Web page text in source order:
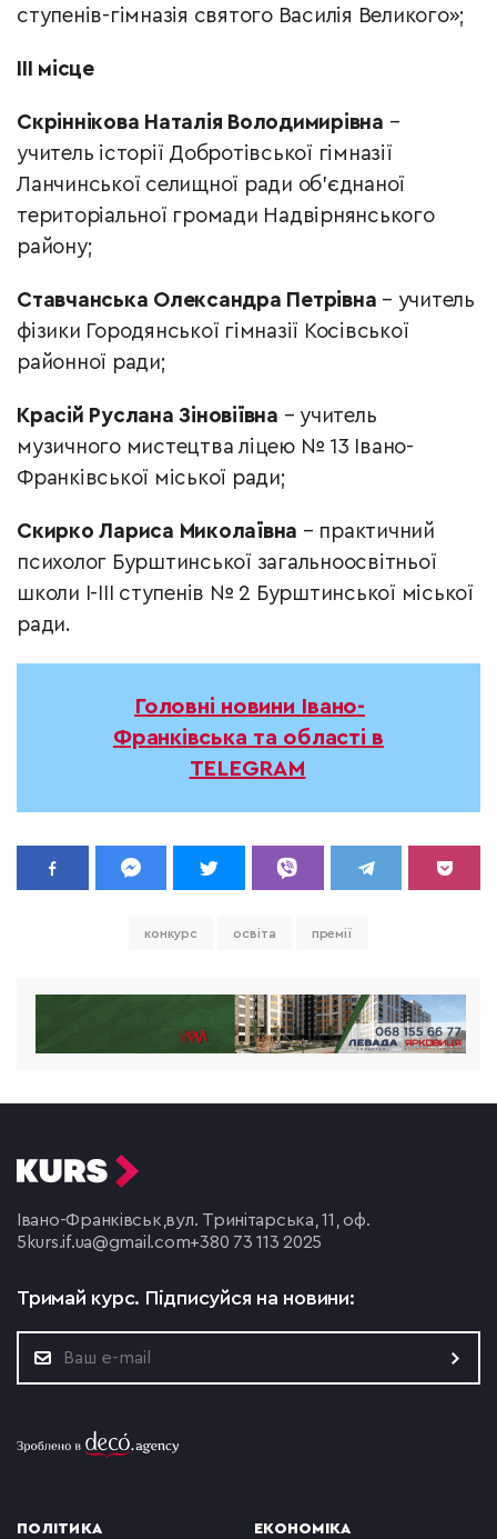
ступенів-гімназія святого Василія Великого»;
ІІІ місце
Скріннікова Наталія Володимирівна –
учитель історії Добротівської гімназії
Ланчинської селищної ради об’єднаної
територіальної громади Надвірнянського
району;
Ставчанська Олександра Петрівна – учитель
фізики Городянської гімназії Косівської
районної ради;
Красій Руслана Зіновіївна – учитель
музичного мистецтва ліцею № 13 Івано-
Франківської міської ради;
Скирко Лариса Миколаївна – практичний
психолог Бурштинської загальноосвітньої
школи І-III ступенів № 2 Бурштинської міської
ради.
Головні новини Івано-
Франківська та області в
TELEGRAM
конкурс освіта премії
Івано-Франківськ,вул. Тринітарська, 11, оф.
5 kurs.if.ua@gmail.com+380 73 113 2025
Тримай курс. Підписуйся на новини:
ПОЛІТИКА ЕКОНОМІКА